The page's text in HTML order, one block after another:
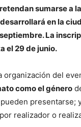
sumarse a
en la
La
el 29 de junio.
organización del
como el género
presentarse;
realizador o